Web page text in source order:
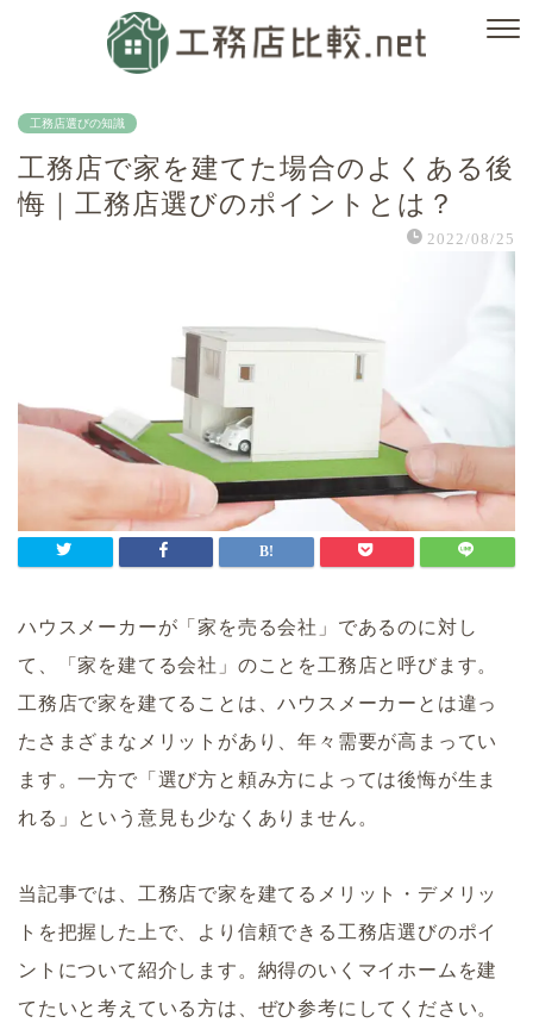
工務店選びの知識
工務店で家を建てた場合のよくある後
悔｜工務店選びのポイントとは？
2022/08/25
ハウスメーカーが「家を売る会社」であるのに対し
て、「家を建てる会社」のことを工務店と呼びます。
工務店で家を建てることは、ハウスメーカーとは違っ
たさまざまなメリットがあり、年々需要が高まってい
ます。一方で「選び方と頼み方によっては後悔が生ま
れる」という意見も少なくありません。
当記事では、工務店で家を建てるメリット・デメリッ
トを把握した上で、より信頼できる工務店選びのポイ
ントについて紹介します。納得のいくマイホームを建
てたいと考えている方は、ぜひ参考にしてください。